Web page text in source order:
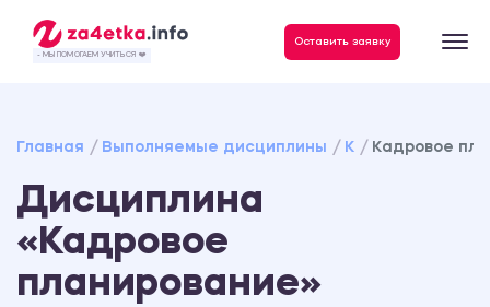
- МЫ ПОМОГАЕМ УЧИТЬСЯ ❤️
Оставить заявку
Главная Выполняемые дисциплины К Кадровое
Дисциплина
«Кадровое
планирование»